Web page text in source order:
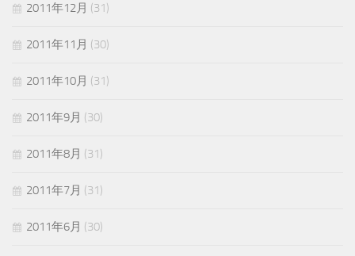
2011年12月 (31)
2011年11月 (30)
2011年10月 (31)
2011年9月 (30)
2011年8月 (31)
2011年7月 (31)
2011年6月 (30)